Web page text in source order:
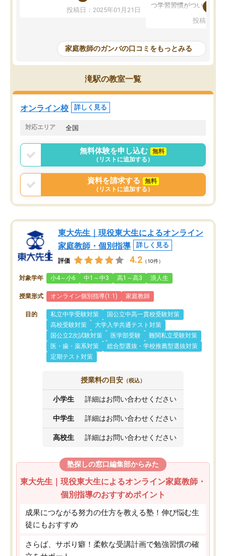
を開いてzoomを繋げるようになりまし
た！5科目なんでもOKなのもとても気
めて1年ほどだった今では平均点以上の
科目が増えてきました！あと1年受験ま
であるので無料の週末教室を使用しな
がら頑張って欲しいと思います！
投稿日：2025年01月21日
つ学習習慣がついてきま
指導が無い日も予定表
問できるのでとても助か
投稿日：
家庭教師のガンバの口コミをもっとみる
滝駅の教室一覧
オンライン校 詳しく見る
対応エリア 全国
無料体験を申し込む
無料
（リストに追加する）
資料を請求する
無料
（リストに追加する）
東大先生｜現役東大生によるオンライン
家庭教師・個別指導
詳しく見る
評価 4.2 （10件）
対象学年 小4～小6 中1～中3 高1～高3 浪人生
授業形式 オンライン個別指導(1:1) 家庭教師
目的 私立中学受験対策
国公立中高一貫校受験対策
高校受験対策
大学入学共通テスト対策
国公立2次試験対策
医学部受験
難関私立受験対策
医・歯・薬系対策
総合型選抜・学校推薦型選抜対策
定期テスト対策
授業料の目安 （税込）
小学生 詳細はお問い合わせください
中学生 詳細はお問い合わせください
高校生 詳細はお問い合わせください
塾探しの窓口編集部からみた
東大先生｜現役東大生によるオンライン家庭教師・
個別指導のおすすめポイント
成果につながる努力の仕方を教える塾！伸び悩む生
徒にもおすすめ
さらば、サボり癖！柔軟な受講計画で勉強習慣の確